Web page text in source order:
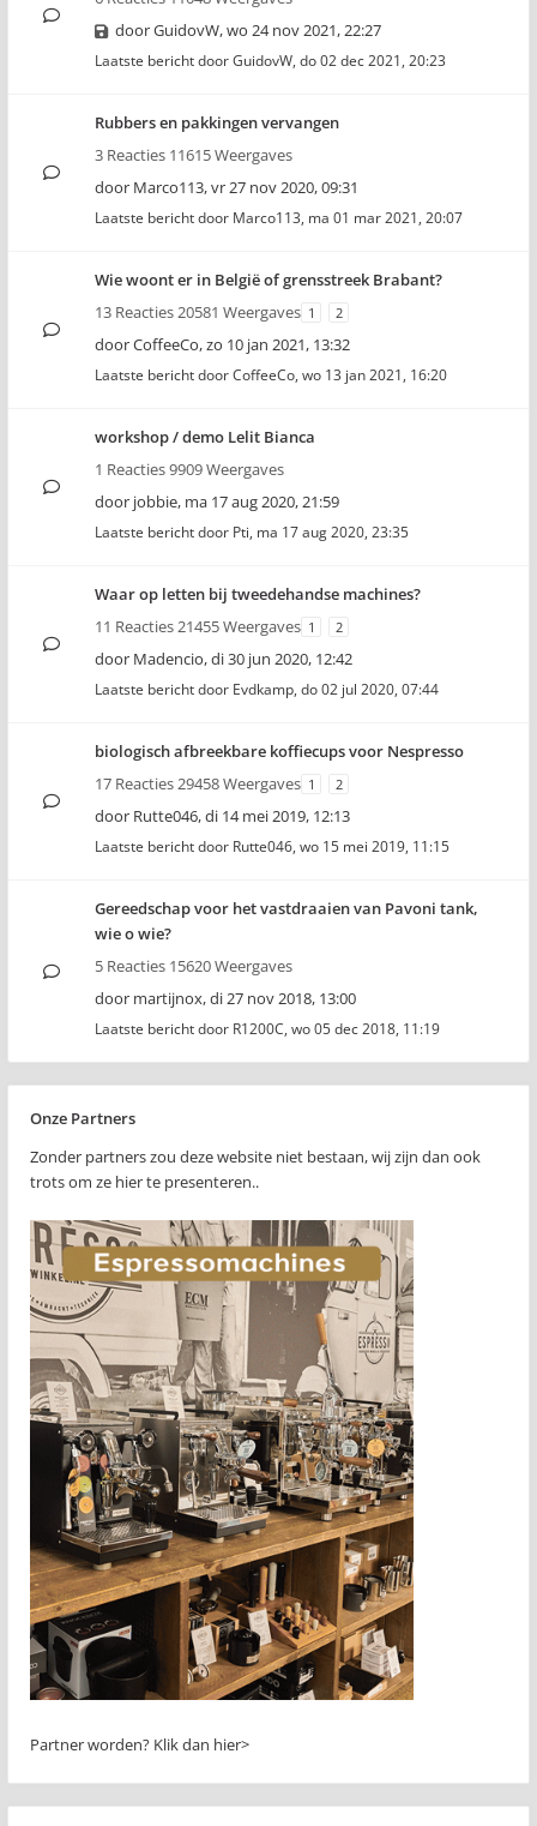
doorGuidovW,wo 24 nov 2021, 22:27
Laatste bericht doorGuidovW, do 02 dec 2021, 20:23
Rubbers en pakkingen vervangen
3 Reacties 11615 Weergaves
door Marco113,vr 27 nov 2020, 09:31
Laatste bericht door Marco113, ma 01 mar 2021, 20:07
Wie woont er in België of grensstreek Brabant?
13 Reacties 20581 Weergaves 1 2
doorCoffeeCo,zo 10 jan 2021, 13:32
Laatste bericht doorCoffeeCo, wo 13 jan 2021, 16:20
workshop / demo Lelit Bianca
1 Reacties 9909 Weergaves
door jobbie, ma 17 aug 2020, 21:59
Laatste bericht door Pti, ma 17 aug 2020, 23:35
Waar op letten bij tweedehandse machines?
11 Reacties 21455 Weergaves 1 2
door Madencio,di 30 jun 2020, 12:42
Laatste bericht door Evdkamp, do 02 jul 2020, 07:44
biologisch afbreekbare koffiecups voor Nespresso
17 Reacties 29458 Weergaves 1 2
door Rutte046,di 14 mei 2019, 12:13
Laatste bericht door Rutte046, wo 15 mei 2019, 11:15
Gereedschap voor het vastdraaien van Pavoni tank,
wie o wie?
5 Reacties 15620 Weergaves
door martijnox,di 27 nov 2018, 13:00
Laatste bericht door R1200C, wo 05 dec 2018, 11:19
Onze Partners
Zonder partners zou deze website niet bestaan, wij zijn dan ook
trots om ze hier te presenteren..
Partner worden? Klik dan hier>